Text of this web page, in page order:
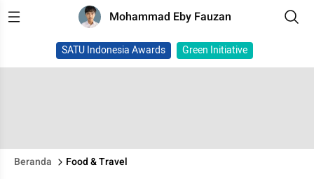
Mohammad Eby Fauzan
SATU Indonesia Awards Green Initiative
Beranda Food & Travel